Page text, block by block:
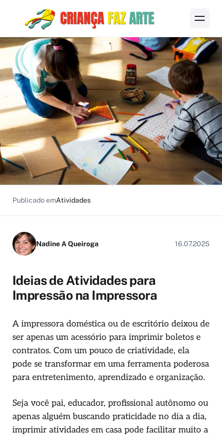
Publicado emAtividades
Nadine A Queiroga 16.07.2025
Ideias de Atividades para
Impressão na Impressora
A impressora doméstica ou de escritório deixou de
ser apenas um acessório para imprimir boletos e
contratos. Com um pouco de criatividade, ela
pode se transformar em uma ferramenta poderosa
para entretenimento, aprendizado e organização.
Seja você pai, educador, profissional autônomo ou
apenas alguém buscando praticidade no dia a dia,
imprimir atividades em casa pode facilitar muito a